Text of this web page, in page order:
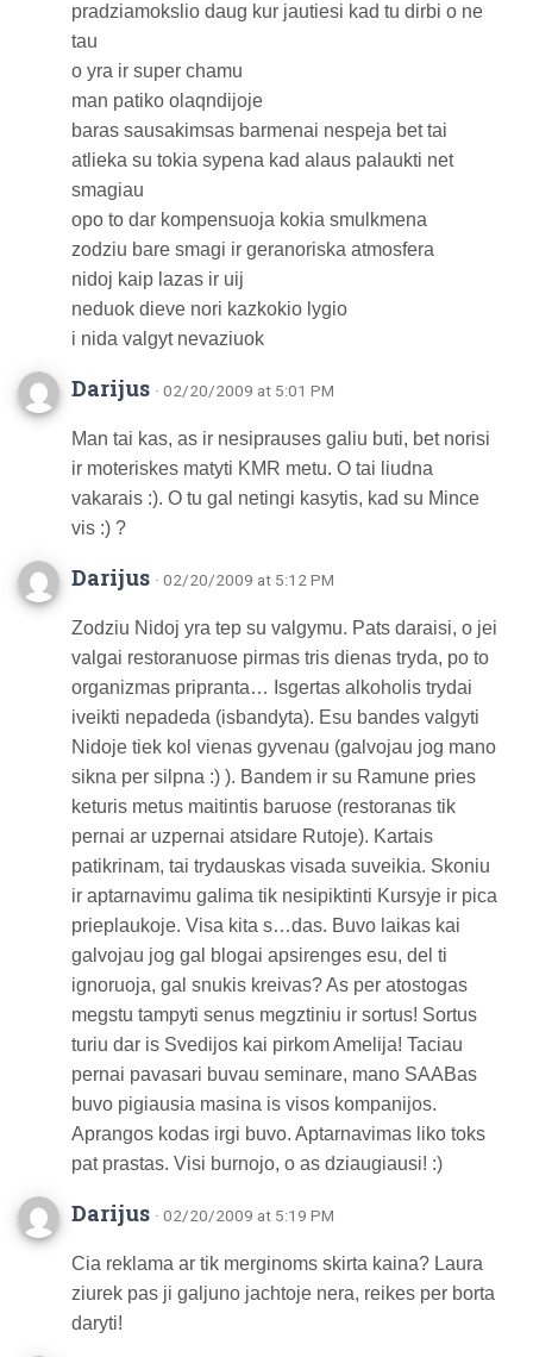
pradziamokslio daug kur jautiesi kad tu dirbi o ne
tau
o yra ir super chamu
man patiko olaqndijoje
baras sausakimsas barmenai nespeja bet tai
atlieka su tokia sypena kad alaus palaukti net
smagiau
opo to dar kompensuoja kokia smulkmena
zodziu bare smagi ir geranoriska atmosfera
nidoj kaip lazas ir uij
neduok dieve nori kazkokio lygio
i nida valgyt nevaziuok
Darijus · 02/20/2009 at 5:01 PM
Man tai kas, as ir nesiprauses galiu buti, bet norisi
ir moteriskes matyti KMR metu. O tai liudna
vakarais :). O tu gal netingi kasytis, kad su Mince
vis :) ?
Darijus · 02/20/2009 at 5:12 PM
Zodziu Nidoj yra tep su valgymu. Pats daraisi, o jei
valgai restoranuose pirmas tris dienas tryda, po to
organizmas pripranta… Isgertas alkoholis trydai
iveikti nepadeda (isbandyta). Esu bandes valgyti
Nidoje tiek kol vienas gyvenau (galvojau jog mano
sikna per silpna :) ). Bandem ir su Ramune pries
keturis metus maitintis baruose (restoranas tik
pernai ar uzpernai atsidare Rutoje). Kartais
patikrinam, tai trydauskas visada suveikia. Skoniu
ir aptarnavimu galima tik nesipiktinti Kursyje ir pica
prieplaukoje. Visa kita s…das. Buvo laikas kai
galvojau jog gal blogai apsirenges esu, del ti
ignoruoja, gal snukis kreivas? As per atostogas
megstu tampyti senus megztiniu ir sortus! Sortus
turiu dar is Svedijos kai pirkom Amelija! Taciau
pernai pavasari buvau seminare, mano SAABas
buvo pigiausia masina is visos kompanijos.
Aprangos kodas irgi buvo. Aptarnavimas liko toks
pat prastas. Visi burnojo, o as dziaugiausi! :)
Darijus · 02/20/2009 at 5:19 PM
Cia reklama ar tik merginoms skirta kaina? Laura
ziurek pas ji galjuno jachtoje nera, reikes per borta
daryti!